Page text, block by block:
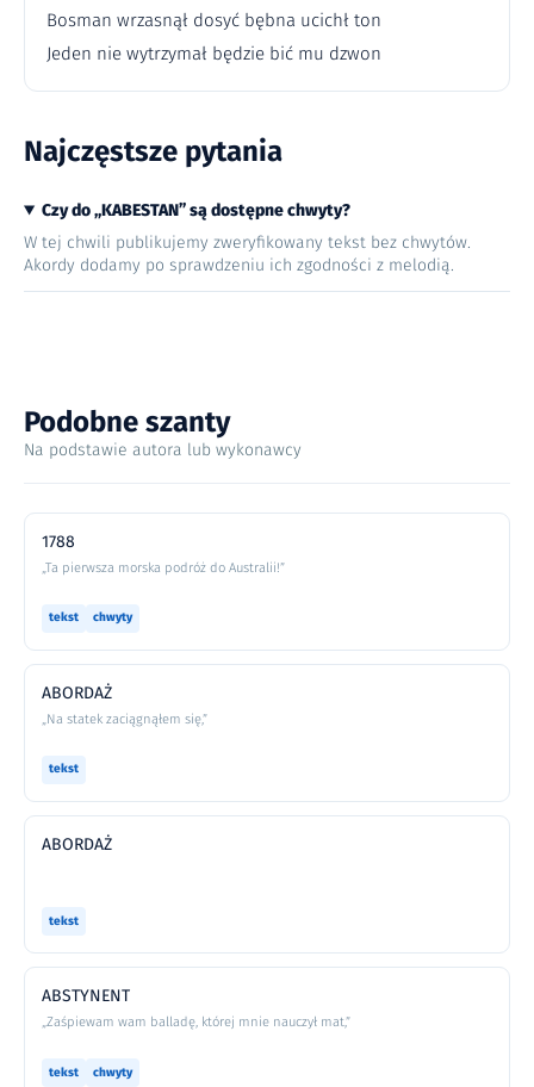
Bosman wrzasnął dosyć bębna ucichł ton
Jeden nie wytrzymał będzie bić mu dzwon
Najczęstsze pytania
Czy do „KABESTAN” są dostępne chwyty?
W tej chwili publikujemy zweryfikowany tekst bez chwytów.
Akordy dodamy po sprawdzeniu ich zgodności z melodią.
Podobne szanty
Na podstawie autora lub wykonawcy
1788
„Ta pierwsza morska podróż do Australii!”
tekst chwyty
ABORDAŻ
„Na statek zaciągnąłem się,”
tekst
ABORDAŻ
tekst
ABSTYNENT
„Zaśpiewam wam balladę, której mnie nauczył mat,”
tekst chwyty